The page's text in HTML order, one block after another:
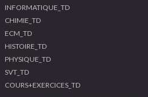
INFORMATIQUE_TD
CHIMIE_TD
ECM_TD
HISTOIRE_TD
PHYSIQUE_TD
SVT_TD
COURS+EXERCICES_TD